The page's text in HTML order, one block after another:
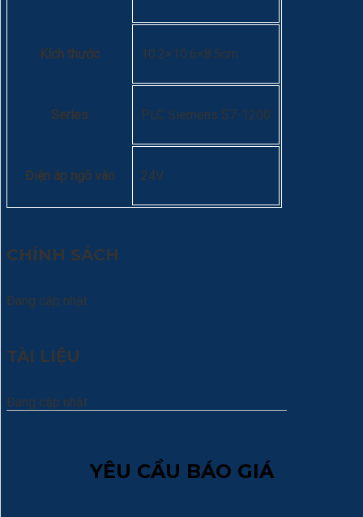
Kích thước 10.2×10.6×8.5cm
Series PLC Siemens S7-1200
Điện áp ngõ vào 24V
CHÍNH SÁCH
Đang cập nhật
TÀI LIỆU
Đang cập nhật
YÊU CẦU BÁO GIÁ